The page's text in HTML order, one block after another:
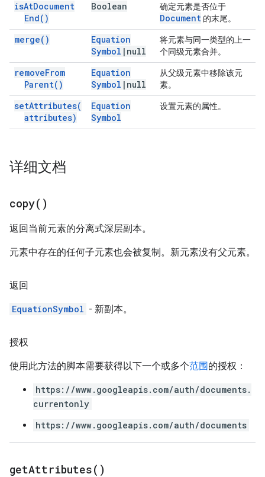
isAtDocument
End( )
Boolean 确定元素是否位于
Document 的末尾。
merge( )
Equation
Symbol | null
将元素与同一类型的上一
个同级元素合并。
removeFrom
Parent( )
Equation
Symbol | null
从父级元素中移除该元
素。
setAttributes(
attributes)
Equation
Symbol
设置元素的属性。
详细文档
copy( )
返回当前元素的分离式深层副本。
元素中存在的任何子元素也会被复制。新元素没有父元素。
返回
EquationSymbol - 新副本。
授权
使用此方法的脚本需要获得以下一个或多个范围的授权：
https://www.googleapis.com/auth/documents.
currentonly
https://www.googleapis.com/auth/documents
getAttributes( )